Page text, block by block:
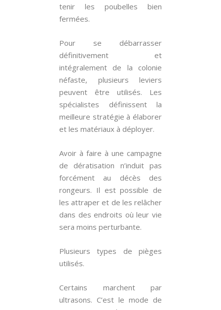
tenir les poubelles bien
fermées.
Pour se débarrasser
définitivement et
intégralement de la colonie
néfaste, plusieurs leviers
peuvent être utilisés. Les
spécialistes définissent la
meilleure stratégie à élaborer
et les matériaux à déployer.
Avoir à faire à une campagne
de dératisation n’induit pas
forcément au décès des
rongeurs. Il est possible de
les attraper et de les relâcher
dans des endroits où leur vie
sera moins perturbante.
Plusieurs types de pièges
utilisés.
Certains marchent par
ultrasons. C’est le mode de